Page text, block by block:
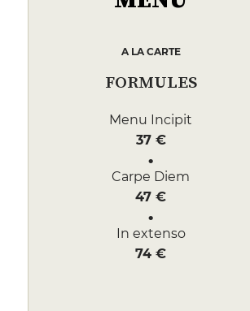
A LA CARTE
FORMULES
Menu Incipit
37 €
Carpe Diem
47 €
In extenso
74 €